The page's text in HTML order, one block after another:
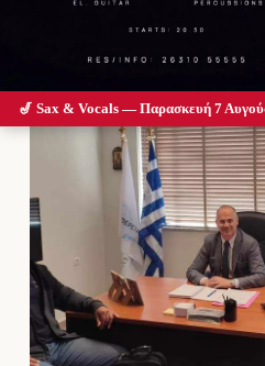
🎷 Sax & Vocals — Παρασκευή 7